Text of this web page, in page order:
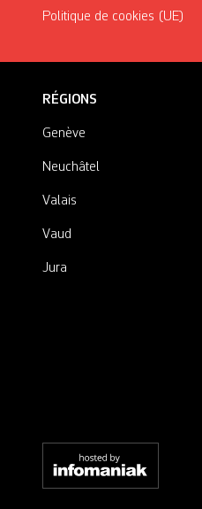
Politique de cookies (UE)
RÉGIONS
Genève
Neuchâtel
Valais
Vaud
Jura